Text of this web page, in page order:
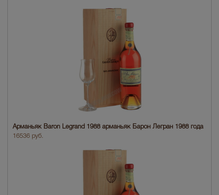
Арманьяк Baron Legrand 1988 арманьяк Барон Легран 1988 года
16536 руб.